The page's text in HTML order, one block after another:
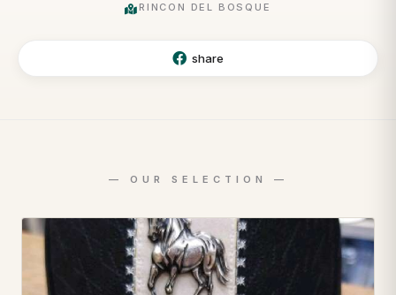
RINCON DEL BOSQUE
share